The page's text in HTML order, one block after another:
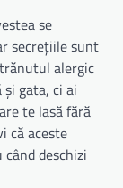
se
secrețiile sunt
alergic
gata, ci ai
te lasă fără
că aceste
când deschizi